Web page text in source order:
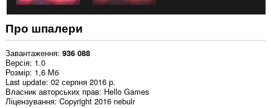
Про шпалери
Завантаження 936 088
Версія 1.0
Розмір 1,6 Мб
Last update 02 серпня 2016 р.
Власник авторських прав Hello Games
Ліцензування Copyright 2016 nebulr